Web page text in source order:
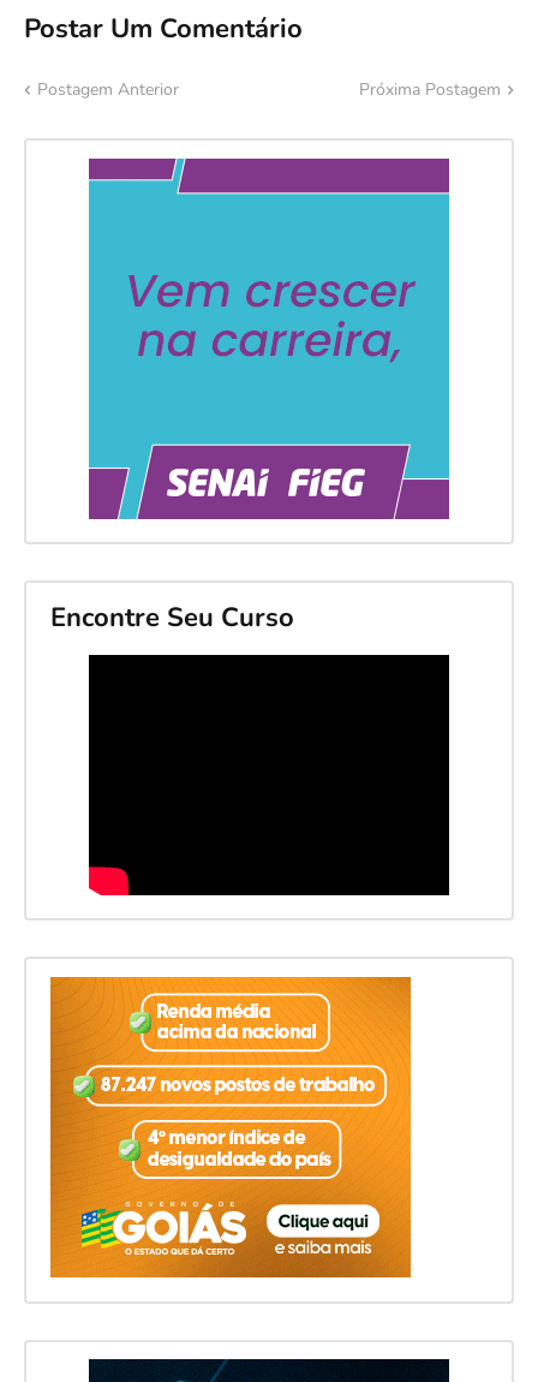
Postar Um Comentário
Postagem Anterior Próxima Postagem
Encontre Seu Curso